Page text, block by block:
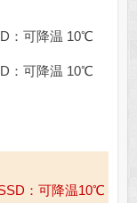
：可降温10℃